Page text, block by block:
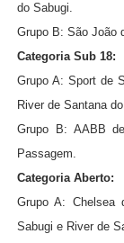
do Sabugi.
Grupo B: São João
Categoria Sub 18:
Grupo A: Sport de
River de Santana
Grupo B: AABB
Passagem.
Categoria Aberto:
Grupo A:
Sabugi e River de